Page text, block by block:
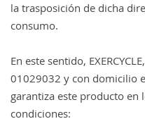
la trasposición de dicha
consumo.
En este sentido,
01029032 y con domicilio
garantiza este producto en
condiciones: